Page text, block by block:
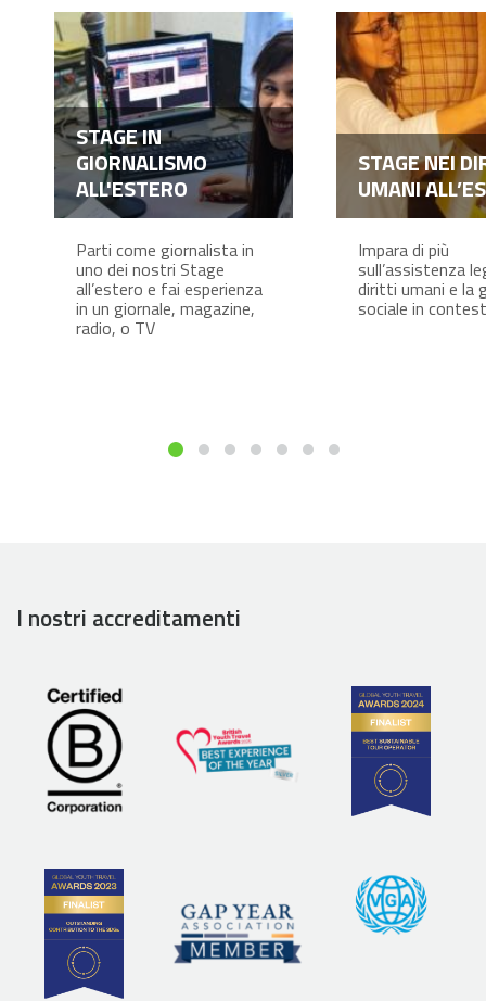
STAGE IN
GIORNALISMO
ALL'ESTERO
Parti come giornalista in
uno dei nostri Stage
all’estero e fai esperienza
in un giornale, magazine,
radio, o TV
STAGE NEI
UMANI
Impara di più
sull’assistenza
diritti umani e la
sociale in
I nostri accreditamenti